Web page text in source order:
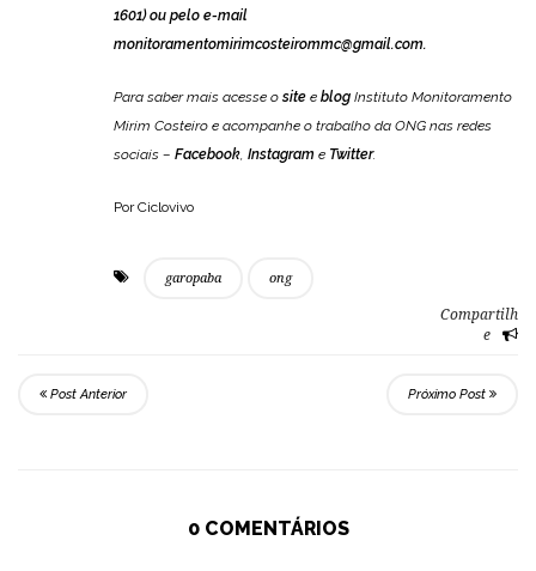
1601) ou pelo e-mail
monitoramentomirimcosteirommc@gmail.com.
Para saber mais acesse o site e blog Instituto Monitoramento
Mirim Costeiro e acompanhe o trabalho da ONG nas redes
sociais – Facebook Instagram e Twitter.
Por Ciclovivo
garopaba ong
Compartilh
e
Post Anterior Próximo Post
0 COMENTÁRIOS